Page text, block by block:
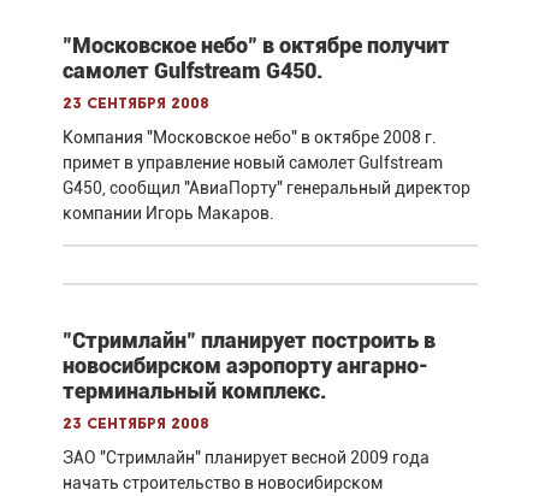
"Московское небо" в октябре получит
самолет Gulfstream G450.
23 сентября 2008
Компания "Московское небо" в октябре 2008 г.
примет в управление новый самолет Gulfstream
G450, сообщил "АвиаПорту" генеральный директор
компании Игорь Макаров.
"Стримлайн" планирует построить в
новосибирском аэропорту ангарно-
терминальный комплекс.
23 сентября 2008
ЗАО "Стримлайн" планирует весной 2009 года
начать строительство в новосибирском